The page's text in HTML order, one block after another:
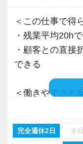
A. さまざまな業
より成長スピー
Q. 職場の雰囲気
A. 上司や先輩
場だと感じてい
・税務経験を活
＜この仕事で得
・残業平均20h
・顧客との直接
できる
＜働きやすさと
・分業体制で業
・顧客対応や提
完全週休2日 未